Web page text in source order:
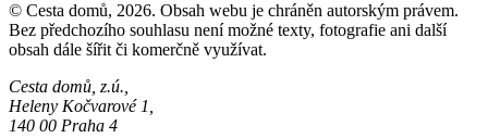
© Cesta domů, 2026. Obsah webu je chráněn autorským právem.
Bez předchozího souhlasu není možné texty, fotografie ani další
obsah dále šířit či komerčně využívat.
Cesta domů, z.ú.,
Heleny Kočvarové 1,
140 00 Praha 4